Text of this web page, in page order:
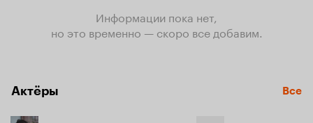
Информации пока нет,
но это временно — скоро все добавим.
Актёры Все